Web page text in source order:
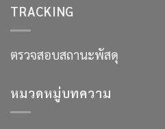
TRACKING
ตรวจสอบสถานะพัสดุ
หมวดหมู่บทความ